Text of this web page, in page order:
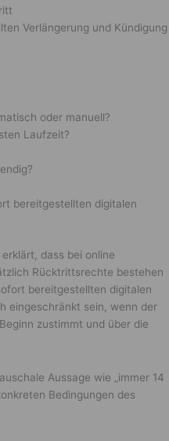
Verlängerung und Kündigung
oder manuell?
Laufzeit?
bereitgestellten digitalen
dass bei online
Rücktrittsrechte bestehen
bereitgestellten digitalen
eingeschränkt sein, wenn der
zustimmt und über die
Aussage wie „immer 14
Bedingungen des